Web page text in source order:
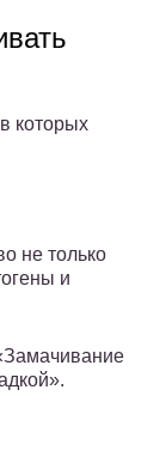
которых
не только
и